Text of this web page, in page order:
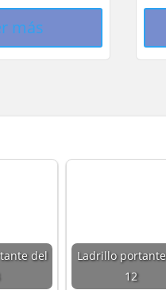
más
del
Ladrillo
12